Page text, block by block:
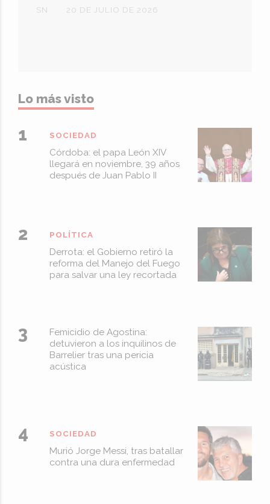
SN 20 DE JULIO DE 2026
Lo más visto
Córdoba: el papa León XIV
llegará en noviembre, 39 años
después de Juan Pablo II
SOCIEDAD
Derrota: el Gobierno retiró la
reforma del Manejo del Fuego
para salvar una ley recortada
POLÍTICA
Femicidio de Agostina:
detuvieron a los inquilinos de
Barrelier tras una pericia
acústica
Murió Jorge Messi, tras batallar
contra una dura enfermedad
SOCIEDAD